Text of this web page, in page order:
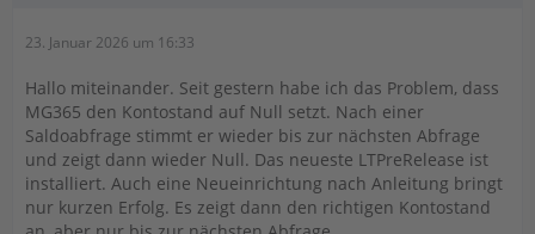
23. Januar 2026 um 16:33
Hallo miteinander. Seit gestern habe ich das Problem, dass
MG365 den Kontostand auf Null setzt. Nach einer
Saldoabfrage stimmt er wieder bis zur nächsten Abfrage
und zeigt dann wieder Null. Das neueste LTPreRelease ist
installiert. Auch eine Neueinrichtung nach Anleitung bringt
nur kurzen Erfolg. Es zeigt dann den richtigen Kontostand